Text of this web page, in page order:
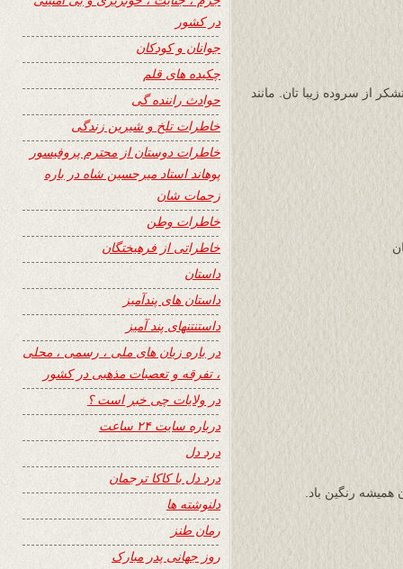
از سروده زیبا تان. مانند
همیشه رنگین باد.
در کشور
جوانان و کودکان
چکیده های قلم
حوادث راننده گی
خاطرات تلخ و شیرین زندگی
خاطرات دوستان از محترم پروفیسور
پوهاند استاد میرحسین شاه در باره
زحمات شان
خاطرات وطن
خاطراتی از فرهیختگان
داستان
داستان های پندآمیز
داستنتنهای پند آمیز
در باره زبان های ملی ، رسمی ، محلی
، تفرقه و تعصبات مذهبی در کشور
در ولایات چی خبر است ؟
درباره سایت ۲۴ ساعت
درد دل
درد دل با کاکا ترجمان
دلنوشته ها
رمان طنز
روز جهانی پدر مبارک